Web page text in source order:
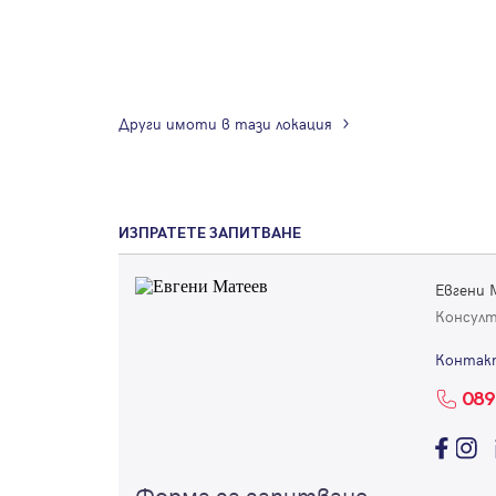
Други имоти в тази локация
ИЗПРАТЕТЕ ЗАПИТВАНЕ
Евгени